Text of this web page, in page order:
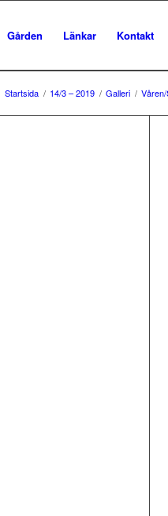
Gården Länkar Kontakt
Startsida / 14/3 – 2019 / Galleri /